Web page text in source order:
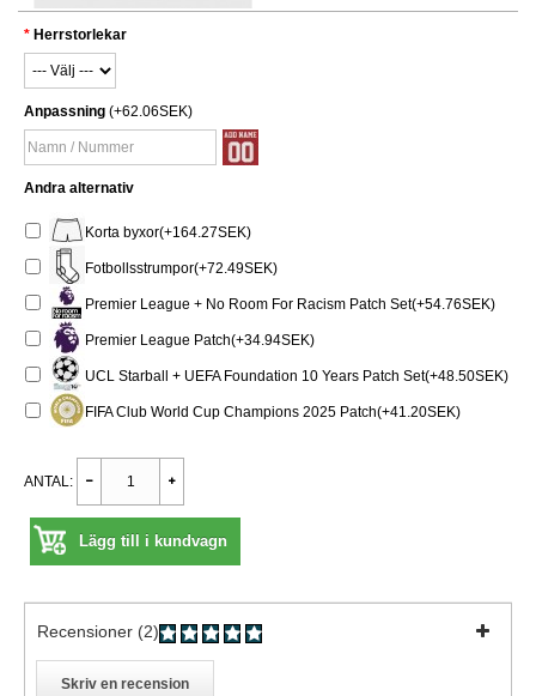
Herrstorlekar
Anpassning (+62.06SEK)
Andra alternativ
Korta byxor(+164.27SEK)
Fotbollsstrumpor(+72.49SEK)
Premier League + No Room For Racism Patch Set(+54.76SEK)
Premier League Patch(+34.94SEK)
UCL Starball + UEFA Foundation 10 Years Patch Set(+48.50SEK)
FIFA Club World Cup Champions 2025 Patch(+41.20SEK)
ANTAL:
Lägg till i kundvagn
Recensioner (2)
Skriv en recension